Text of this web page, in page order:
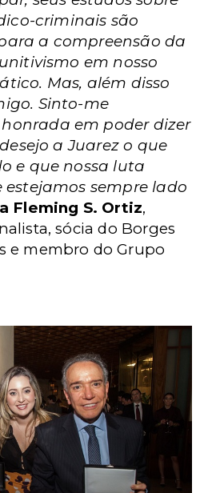
criminais são
a compreensão da
em nosso
Mas, além disso
Sinto-me
em poder dizer
a Juarez o que
e que nossa luta
sempre lado
Fleming S. Ortiz,
sócia do Borges
e membro do Grupo